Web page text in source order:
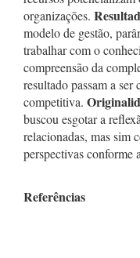
organizações.
modelo de gestão,
trabalhar com o
compreensão da
resultado passam a ser
competitiva.
buscou esgotar a
relacionadas, mas sim
perspectivas conforme
Referências